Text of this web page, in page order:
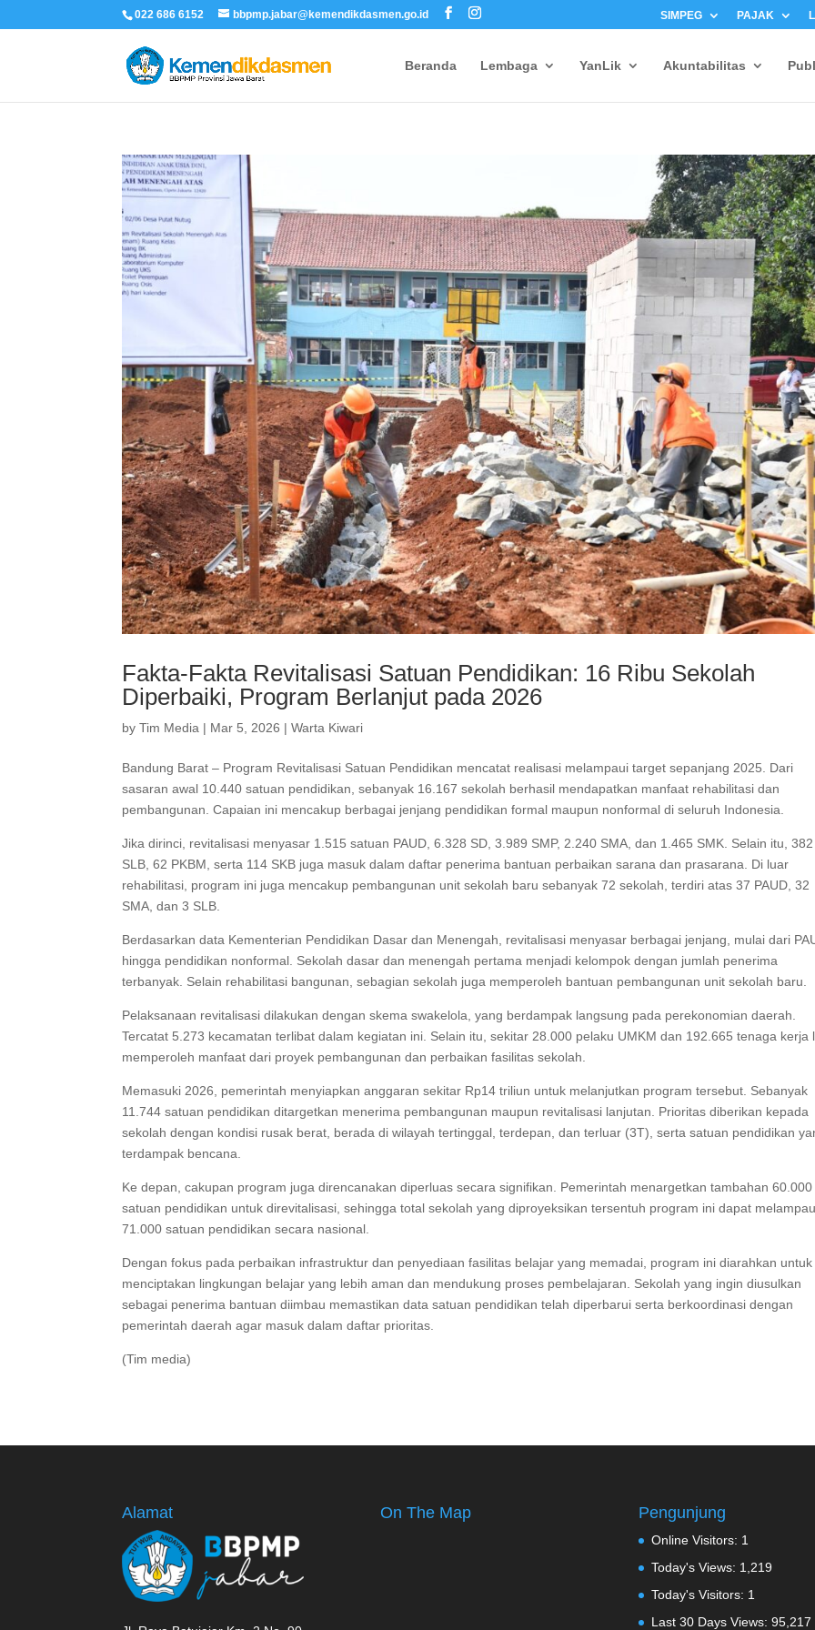
022 686 6152 bbpmp.jabar@kemendikdasmen.go.id SIMPEG PAJAK
Beranda Lembaga YanLik Akuntabilitas
Fakta-Fakta Revitalisasi Satuan Pendidikan: 16 Ribu Sekolah
Diperbaiki, Program Berlanjut pada 2026
byTim Media | Mar 5, 2026 |Warta Kiwari
Bandung Barat – Program Revitalisasi Satuan Pendidikan mencatat realisasi melampaui target sepanjang 2025. Dari
sasaran awal 10.440 satuan pendidikan, sebanyak 16.167 sekolah berhasil mendapatkan manfaat rehabilitasi dan
pembangunan. Capaian ini mencakup berbagai jenjang pendidikan formal maupun nonformal di seluruh Indonesia.
Jika dirinci, revitalisasi menyasar 1.515 satuan PAUD, 6.328 SD, 3.989 SMP, 2.240 SMA, dan 1.465 SMK. Selain itu, 382
SLB, 62 PKBM, serta 114 SKB juga masuk dalam daftar penerima bantuan perbaikan sarana dan prasarana. Di luar
rehabilitasi, program ini juga mencakup pembangunan unit sekolah baru sebanyak 72 sekolah, terdiri atas 37 PAUD, 32
SMA, dan 3 SLB.
Berdasarkan data Kementerian Pendidikan Dasar dan Menengah, revitalisasi menyasar berbagai jenjang, mulai dari
hingga pendidikan nonformal. Sekolah dasar dan menengah pertama menjadi kelompok dengan jumlah penerima
terbanyak. Selain rehabilitasi bangunan, sebagian sekolah juga memperoleh bantuan pembangunan unit sekolah baru.
Pelaksanaan revitalisasi dilakukan dengan skema swakelola, yang berdampak langsung pada perekonomian daerah.
Tercatat 5.273 kecamatan terlibat dalam kegiatan ini. Selain itu, sekitar 28.000 pelaku UMKM dan 192.665 tenaga kerja
memperoleh manfaat dari proyek pembangunan dan perbaikan fasilitas sekolah.
Memasuki 2026, pemerintah menyiapkan anggaran sekitar Rp14 triliun untuk melanjutkan program tersebut. Sebanyak
11.744 satuan pendidikan ditargetkan menerima pembangunan maupun revitalisasi lanjutan. Prioritas diberikan kepada
sekolah dengan kondisi rusak berat, berada di wilayah tertinggal, terdepan, dan terluar (3T), serta satuan pendidikan
terdampak bencana.
Ke depan, cakupan program juga direncanakan diperluas secara signifikan. Pemerintah menargetkan tambahan 60.000
satuan pendidikan untuk direvitalisasi, sehingga total sekolah yang diproyeksikan tersentuh program ini dapat
71.000 satuan pendidikan secara nasional.
Dengan fokus pada perbaikan infrastruktur dan penyediaan fasilitas belajar yang memadai, program ini diarahkan untuk
menciptakan lingkungan belajar yang lebih aman dan mendukung proses pembelajaran. Sekolah yang ingin diusulkan
sebagai penerima bantuan diimbau memastikan data satuan pendidikan telah diperbarui serta berkoordinasi dengan
pemerintah daerah agar masuk dalam daftar prioritas.
(Tim media)
Alamat On The Map Pengunjung
Online Visitors: 1
Today's Views: 1,219
Today's Visitors: 1
Last 30 Days Views: 95,217